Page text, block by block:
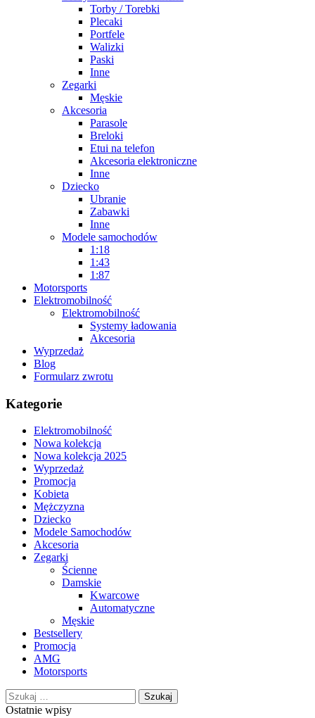
Torby / Torebki
Plecaki
Portfele
Walizki
Paski
Inne
Zegarki
Męskie
Akcesoria
Parasole
Breloki
Etui na telefon
Akcesoria elektroniczne
Inne
Dziecko
Ubranie
Zabawki
Inne
Modele samochodów
1:18
1:43
1:87
Motorsports
Elektromobilność
Elektromobilność
Systemy ładowania
Akcesoria
Wyprzedaż
Blog
Formularz zwrotu
Kategorie
Elektromobilność
Nowa kolekcja
Nowa kolekcja 2025
Wyprzedaż
Promocja
Kobieta
Mężczyzna
Dziecko
Modele Samochodów
Akcesoria
Zegarki
Ścienne
Damskie
Kwarcowe
Automatyczne
Męskie
Bestsellery
Promocja
AMG
Motorsports
Szukaj:
Ostatnie wpisy